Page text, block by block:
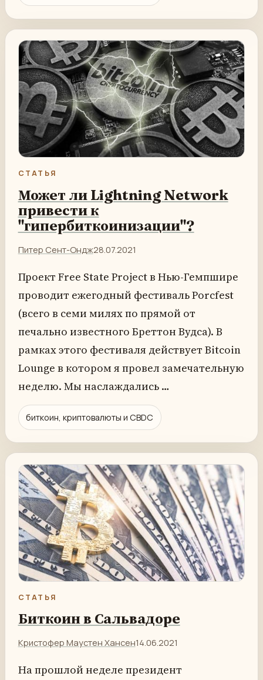
СТАТЬЯ
Может ли Lightning Network
привести к
"гипербиткоинизации"?
Питер Сент-Ондж28.07.2021
Проект Free State Project в Нью-Гемпшире
проводит ежегодный фестиваль Porcfest
(всего в семи милях по прямой от
печально известного Бреттон Вудса). В
рамках этого фестиваля действует Bitcoin
Lounge в котором я провел замечательную
неделю. Мы наслаждались …
биткоин, криптовалюты и CBDC
СТАТЬЯ
Биткоин в Сальвадоре
Кристофер Маустен Хансен14.06.2021
На прошлой неделе президент